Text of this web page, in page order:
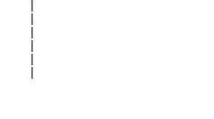
|
|
|
|
|
|